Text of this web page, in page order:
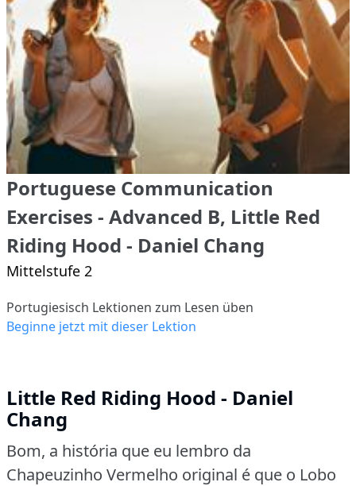
Portuguese Communication
Exercises - Advanced B, Little Red
Riding Hood - Daniel Chang
Mittelstufe 2
Portugiesisch Lektionen zum Lesen üben
Beginne jetzt mit dieser Lektion
Little Red Riding Hood - Daniel
Chang
Bom, a história que eu lembro da
Chapeuzinho Vermelho original é que o Lobo